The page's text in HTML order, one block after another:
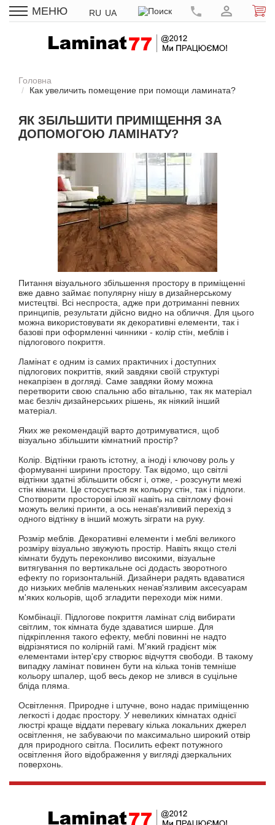
МЕНЮ RU UA
Головна
Как увеличить помещение при помощи ламината?
ЯК ЗБІЛЬШИТИ ПРИМІЩЕННЯ ЗА
ДОПОМОГОЮ ЛАМІНАТУ?
Питання візуального збільшення простору в приміщенні
вже давно займає популярну нішу в дизайнерському
мистецтві. Всі неспроста, адже при дотриманні певних
принципів, результати дійсно видно на обличчя. Для цього
можна використовувати як декоративні елементи, так і
базові при оформленні чинники - колір стін, меблів і
підлогового покриття.
Ламінат є одним із самих практичних і доступних
підлогових покриттів, який завдяки своїй структурі
некапрізен в догляді. Саме завдяки йому можна
перетворити свою спальню або вітальню, так як матеріал
має безліч дизайнерських рішень, як ніякий інший
матеріал.
Яких же рекомендацій варто дотримуватися, щоб
візуально збільшити кімнатний простір?
Колір. Відтінки грають істотну, а іноді і ключову роль у
формуванні ширини простору. Так відомо, що світлі
відтінки здатні збільшити обсяг і, отже, - розсунути межі
стін кімнати. Це стосується як кольору стін, так і підлоги.
Спотворити просторові ілюзії навіть на світлому фоні
можуть великі принти, а ось ненав'язливий перехід з
одного відтінку в інший можуть зіграти на руку.
Розмір меблів. Декоративні елементи і меблі великого
розміру візуально звужують простір. Навіть якщо стелі
кімнати будуть переконливо високими, візуальне
витягування по вертикальне осі додасть зворотного
ефекту по горизонтальній. Дизайнери радять вдаватися
до низьких меблів маленьких ненав'язливим аксесуарам
м'яких кольорів, щоб згладити переходи між ними.
Комбінації. Підлогове покриття ламінат слід вибирати
світлим, ток кімната буде здаватися ширше. Для
підкріплення такого ефекту, меблі повинні не надто
відрізнятися по колірній гамі. М'який градієнт між
елементами інтер'єру створює відчуття свободи. В такому
випадку ламінат повинен бути на кілька тонів темніше
кольору шпалер, щоб весь декор не злився в суцільне
бліда пляма.
Освітлення. Природне і штучне, воно надає приміщенню
легкості і додає простору. У невеликих кімнатах однієї
люстрі краще віддати перевагу кілька локальних джерел
освітлення, не забуваючи по максимально широкий отвір
для природного світла. Посилить ефект потужного
освітлення його відображення у вигляді дзеркальних
поверхонь.